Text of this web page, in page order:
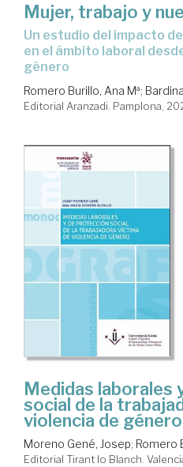
Mujer, trabajo y
un estudio del impacto de las nuevas tecnologías
en el ámbito laboral
género
Romero Burillo, Ana Mª;
Editorial Aranzadi. Pamplona,
Medidas laborales
social de la
violencia de género
Moreno Gené, Josep; Romero
Editorial Tirant lo Blanch.